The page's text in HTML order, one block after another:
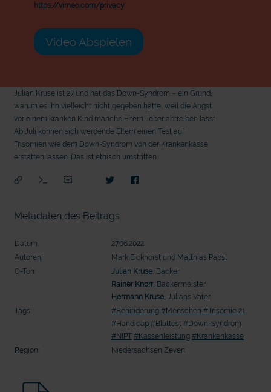
mit epd Text
20 Ehrenamtliche bauen eine Waldkugelbahn 20 Ehrenamtliche bauen eine
https://vimeo.com/privacy
Video Abspielen
Julian Kruse ist 27 und hat das Down-Syndrom – ein Grund,
warum es ihn vielleicht nicht gegeben hätte, weil die Angst
vor einem kranken Kind manche Eltern lieber abtreiben lässt.
Ab Juli können sich werdende Eltern einen Test auf
Trisomien wie dem Down-Syndrom von der Krankenkasse
erstatten lassen. Das ist ethisch umstritten.
Metadaten des Beitrags
Datum:
27.06.2022
Autoren:
Mark Eickhorst und Matthias Pabst
O-Ton:
Julian Kruse , Bäcker
Rainer Knorr, Bäckermeister
Hermann Kruse , Julians Vater
Tags:
#Behinderung #Menschen #Trisomie 21
#Handicap #Bluttest #Down-Syndrom
#NIPT #Kassenleistung #Krankenkasse
Region:
Niedersachsen Zeven